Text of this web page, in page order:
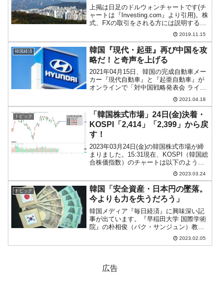
上掲は日足のドルウォンチャートです(チ
ャートは『Investing.com』より引用)。株
式、FXの取引をされる方には説明するま
でもないことでしょうが、およそ「1ドル
＝1,154ウォン」のレジスタンスラインで
揉み、これが機能してウォン安へ跳...
2019.11.15
韓国経済
韓国『現代・起亜』再び中国を攻
略だ！と奇声を上げる
2021年04月15日、韓国の完成自動車メー
カー『現代自動車』と『起亜自動車』が
オンラインで「対中国戦略発表会 ライジ
ング・アゲイン・フォー・チャイナ
（Rising Again For China）」を開催。電
気自動車や水素自動車で中国市場...
2021.04.18
トピック
「韓国株式市場」24日(金)決着・
KOSPI「2,414」「2,399」から戻
す！
2023年03月24日(金)の韓国株式市場が締
まりました。15:31現在、KOSPI（韓国総
合株価指数）のチャートは以下のように
『Investing.com』より引用）。一時
「2,399」と「2,400」割れまでいっ...
2023.03.24
トピック
韓国「安全資産・日本円の墜落。
今よりも力を失うだろう」
韓国メディア『毎日経済』に興味深い記
事が出ています。『早稲田大学 国際学術
院』の朴相俊（パク・サンジュン）教授
にインタビューした記事で、「『安全資
産』円の墜落…『もうOOOには上がらな
2023.02.05
広告